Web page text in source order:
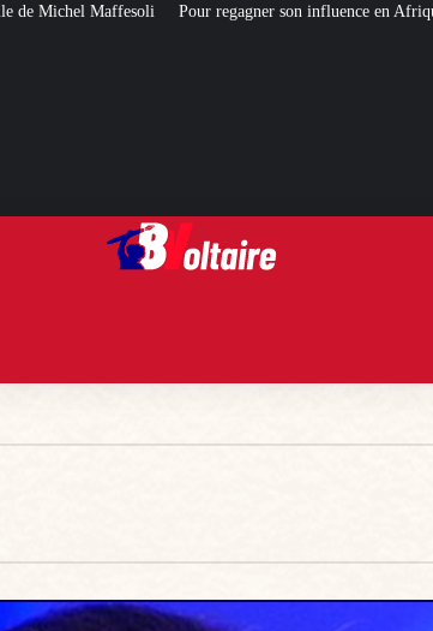
son influence en Afrique, le Quai d’Orsay a choisi… Instagram